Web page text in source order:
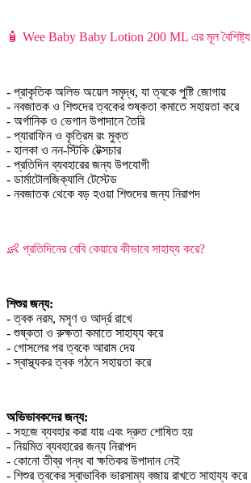
🧴 Wee Baby Baby Lotion 200 ML এর মূল বৈশিষ্ট্য
- প্রাকৃতিক অলিভ অয়েল সমৃদ্ধ, যা ত্বকে পুষ্টি জোগায়
- নবজাতক ও শিশুদের ত্বকের শুষ্কতা কমাতে সহায়তা করে
- অর্গানিক ও ভেগান উপাদানে তৈরি
- প্যারাফিন ও কৃত্রিম রং মুক্ত
- হালকা ও নন-স্টিকি টেক্সচার
- প্রতিদিন ব্যবহারের জন্য উপযোগী
- ডার্মাটোলজিক্যালি টেস্টেড
- নবজাতক থেকে বড় হওয়া শিশুদের জন্য নিরাপদ
👶 প্রতিদিনের বেবি কেয়ারে কীভাবে সাহায্য করে?
শিশুর জন্য:
- ত্বক নরম, মসৃণ ও আর্দ্র রাখে
- শুষ্কতা ও রুক্ষতা কমাতে সাহায্য করে
- গোসলের পর ত্বকে আরাম দেয়
- স্বাস্থ্যকর ত্বক গঠনে সহায়তা করে
অভিভাবকদের জন্য:
- সহজে ব্যবহার করা যায় এবং দ্রুত শোষিত হয়
- নিয়মিত ব্যবহারের জন্য নিরাপদ
- কোনো তীব্র গন্ধ বা ক্ষতিকর উপাদান নেই
- শিশুর ত্বকের স্বাভাবিক ভারসাম্য বজায় রাখতে সাহায্য করে